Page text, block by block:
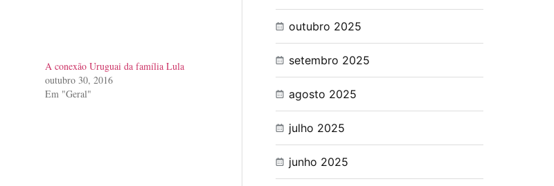
A conexão Uruguai da família Lula
outubro 30, 2016
Em "Geral"
outubro 2025
setembro 2025
agosto 2025
julho 2025
junho 2025